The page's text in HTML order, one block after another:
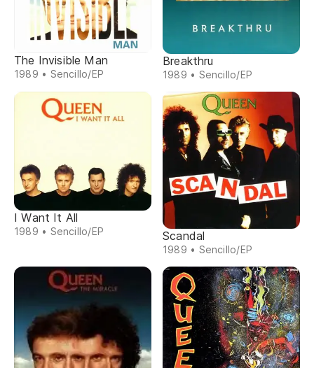
The Invisible Man
1989 • Sencillo/EP
Breakthru
1989 • Sencillo/EP
I Want It All
1989 • Sencillo/EP Scandal
1989 • Sencillo/EP